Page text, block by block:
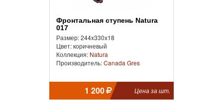
Фронтальная ступень Natura
017
Размер: 244x330x18
Цвет: коричневый
Коллекция: Natura
Производитель:Canada Gres
1 200 Цена за шт.